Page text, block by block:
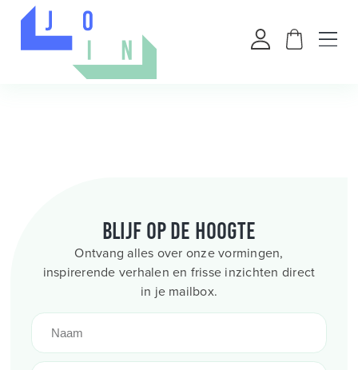
Blijf op de hoogte
Ontvang alles over onze vormingen,
inspirerende verhalen en frisse inzichten direct
in je mailbox.